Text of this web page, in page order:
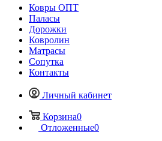
Ковры ОПТ
Паласы
Дорожки
Ковролин
Матрасы
Сопутка
Контакты
Личный кабинет
Корзина0
Отложенные0